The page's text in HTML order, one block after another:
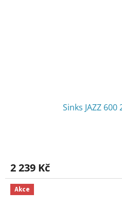
Sinks JAZZ 600
2 239 Kč
Akce